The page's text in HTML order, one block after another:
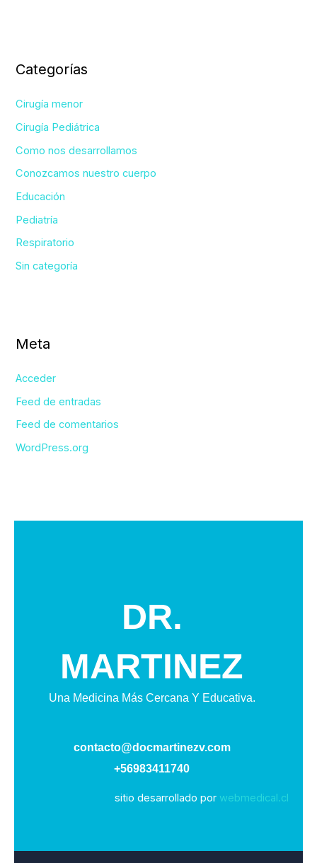
Categorías
Cirugía menor
Cirugía Pediátrica
Como nos desarrollamos
Conozcamos nuestro cuerpo
Educación
Pediatría
Respiratorio
Sin categoría
Meta
Acceder
Feed de entradas
Feed de comentarios
WordPress.org
DR.
MARTINEZ
Una Medicina Más Cercana Y Educativa.
contacto@docmartinezv.com
+56983411740
sitio desarrollado por webmedical.cl